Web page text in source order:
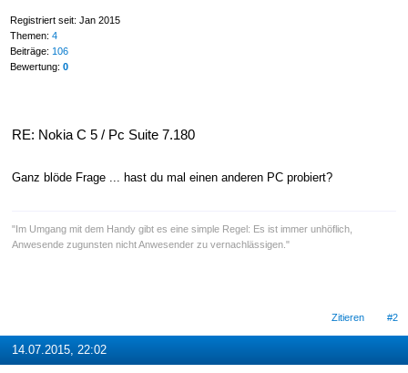
Registriert seit: Jan 2015
Themen: 4
Beiträge: 106
Bewertung: 0
RE: Nokia C 5 / Pc Suite 7.180
Ganz blöde Frage ... hast du mal einen anderen PC probiert?
"Im Umgang mit dem Handy gibt es eine simple Regel: Es ist immer unhöflich,
Anwesende zugunsten nicht Anwesender zu vernachlässigen."
Zitieren #2
14.07.2015, 22:02